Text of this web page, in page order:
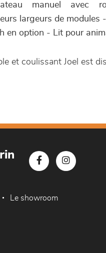
manuel avec
largeurs de modules
en option - Lit pour
et coulissant Joel est
Le showroom